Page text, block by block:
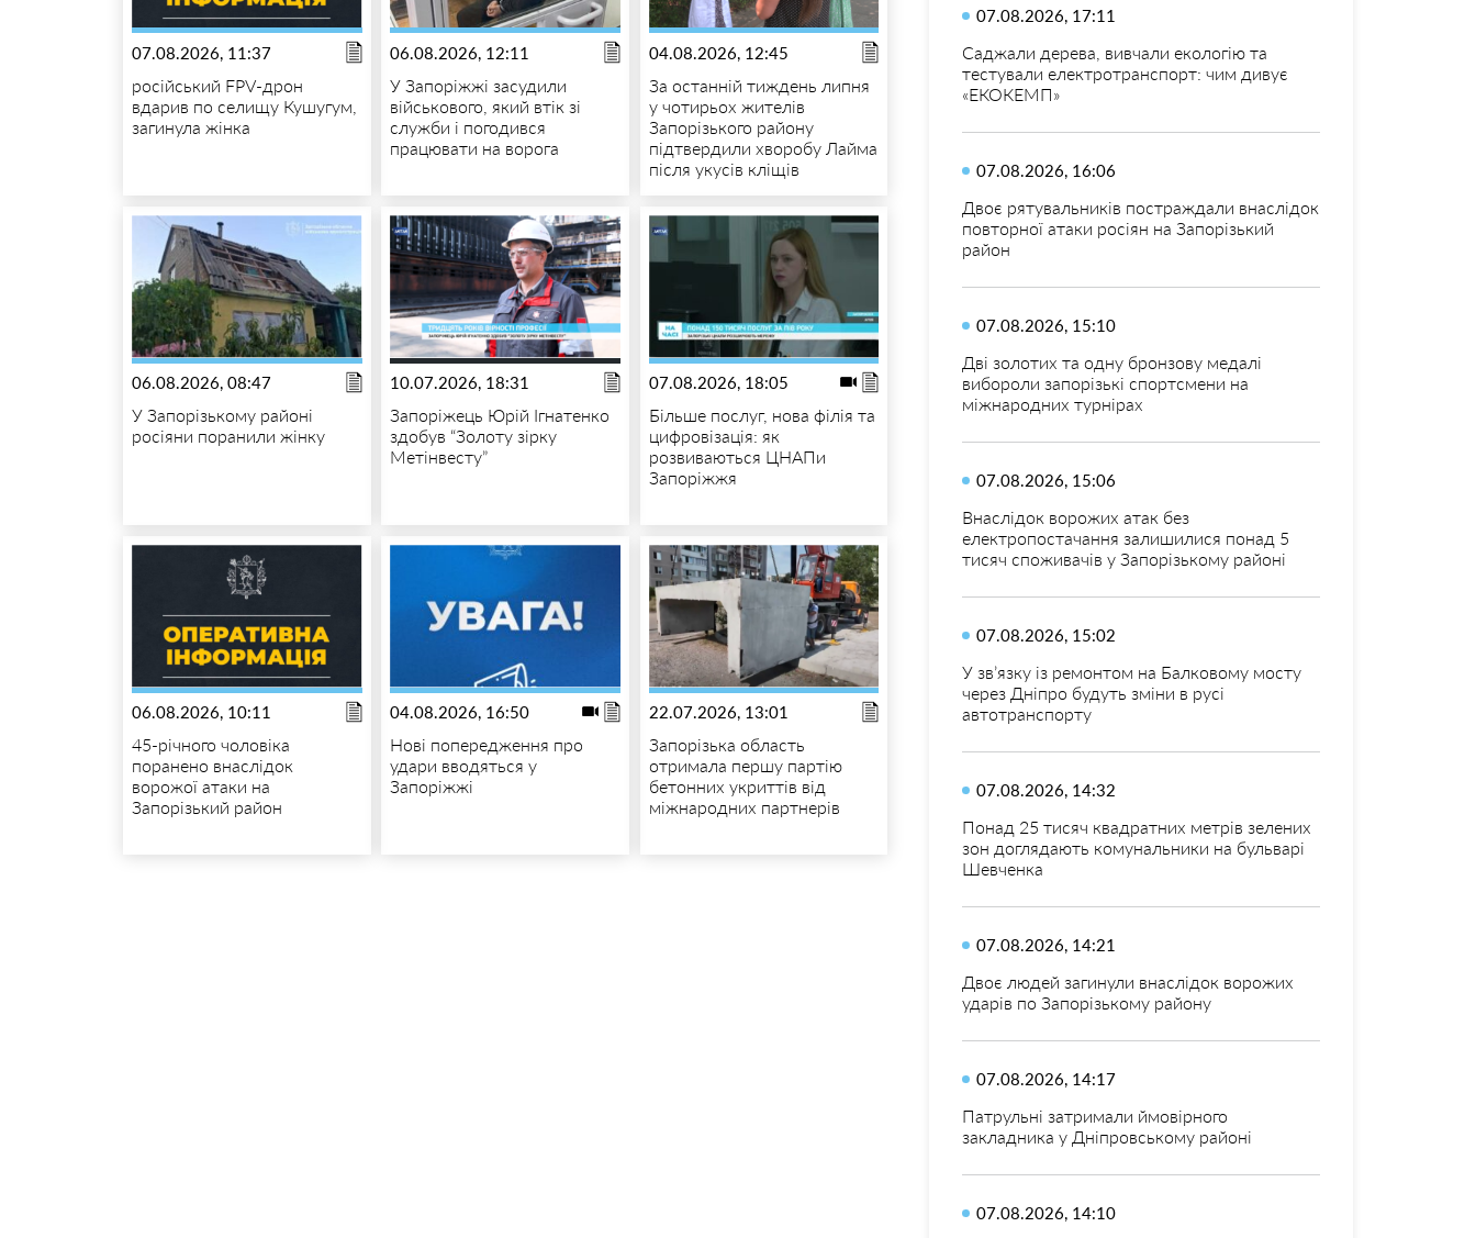
07.08.2026, 11:37
російський FPV-дрон
вдарив по селищу Кушугум,
загинула жінка
06.08.2026, 12:11
У Запоріжжі засудили
військового, який втік зі
служби і погодився
працювати на ворога
04.08.2026, 12:45
За останній тиждень липня
у чотирьох жителів
Запорізького району
підтвердили хворобу Лайма
після укусів кліщів
06.08.2026, 08:47
У Запорізькому районі
росіяни поранили жінку
10.07.2026, 18:31
Запоріжець Юрій Ігнатенко
здобув “Золоту зірку
Метінвесту”
07.08.2026, 18:05
Більше послуг, нова філія та
цифровізація: як
розвиваються ЦНАПи
Запоріжжя
06.08.2026, 10:11
45-річного чоловіка
поранено внаслідок
ворожої атаки на
Запорізький район
04.08.2026, 16:50
Нові попередження про
удари вводяться у
Запоріжжі
22.07.2026, 13:01
Запорізька область
отримала першу партію
бетонних укриттів від
міжнародних партнерів
07.08.2026, 17:11
Саджали дерева, вивчали екологію та
тестували електротранспорт: чим дивує
«ЕКОКЕМП»
07.08.2026, 16:06
Двоє рятувальників постраждали внаслідок
повторної атаки росіян на Запорізький
район
07.08.2026, 15:10
Дві золотих та одну бронзову медалі
вибороли запорізькі спортсмени на
міжнародних турнірах
07.08.2026, 15:06
Внаслідок ворожих атак без
електропостачання залишилися понад 5
тисяч споживачів у Запорізькому районі
07.08.2026, 15:02
У зв’язку із ремонтом на Балковому мосту
через Дніпро будуть зміни в русі
автотранспорту
07.08.2026, 14:32
Понад 25 тисяч квадратних метрів зелених
зон доглядають комунальники на бульварі
Шевченка
07.08.2026, 14:21
Двоє людей загинули внаслідок ворожих
ударів по Запорізькому району
07.08.2026, 14:17
Патрульні затримали ймовірного
закладника у Дніпровському районі
07.08.2026, 14:10